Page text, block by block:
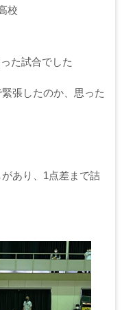
校
た試合でした
張したのか、思った
あり、1点差まで詰